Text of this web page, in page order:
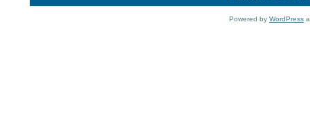
Powered by WordPress